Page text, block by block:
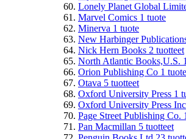
Lonely Planet Global
Marvel Comics 1 tuote
Minerva 1 tuote
New Harbinger
Nick Hern Books 2 tuotteet
North Atlantic Books,U.S. 1
Orion Publishing Co 1 tuote
Otava 5 tuotteet
Oxford University Press 1
Oxford University Press Inc
Page Street Publishing Co. 1
Pan Macmillan 5 tuotteet